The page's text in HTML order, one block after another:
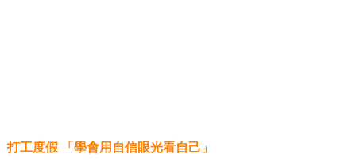
打工度假 「學會用自信眼光看自己」